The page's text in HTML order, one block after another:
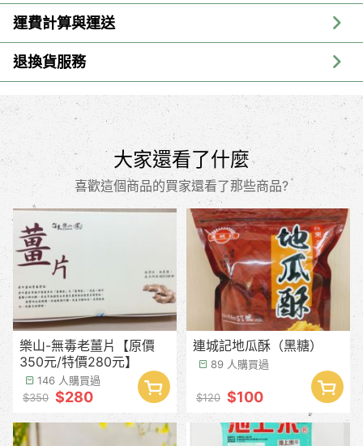
運費計算與運送
退換貨服務
大家還看了什麼
喜歡這個商品的買家還看了那些商品?
樂山-無毒老薑片【原價
350元/特價280元】
146 人購買過
$350 $280
連城記地瓜酥（黑糖）
89 人購買過
$120 $100